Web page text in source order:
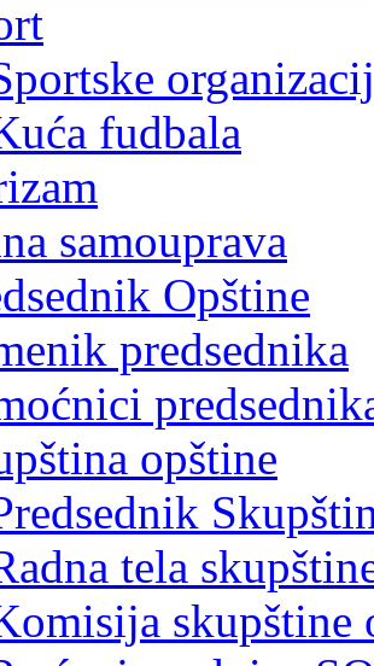
fudbala
samouprava
Opštine
predsednika
opštine
tela
skupštine